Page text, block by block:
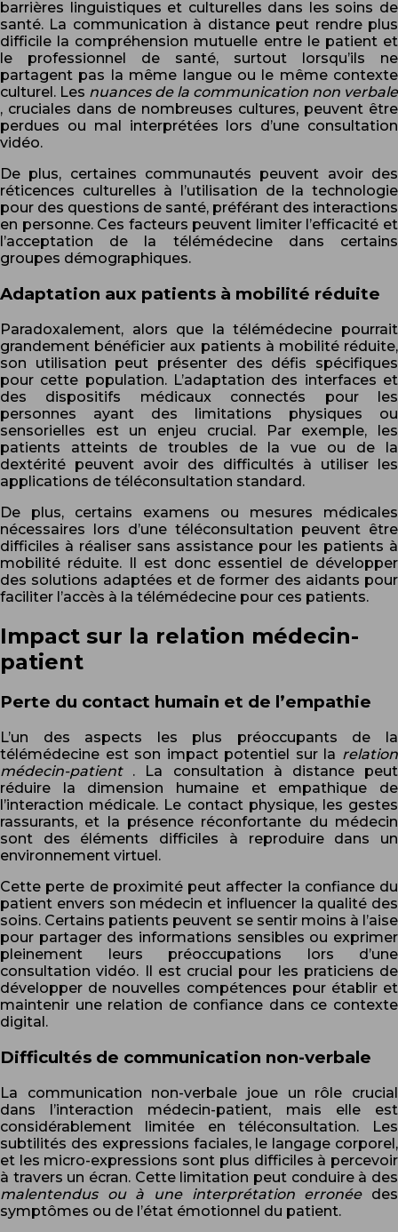
barrières linguistiques et culturelles dans les soins de
santé. La communication à distance peut rendre plus
difficile la compréhension mutuelle entre le patient et
le professionnel de santé, surtout lorsqu’ils ne
partagent pas la même langue ou le même contexte
culturel. Les nuances de la communication non verbale
, cruciales dans de nombreuses cultures, peuvent être
perdues ou mal interprétées lors d’une consultation
vidéo.
De plus, certaines communautés peuvent avoir des
réticences culturelles à l’utilisation de la technologie
pour des questions de santé, préférant des interactions
en personne. Ces facteurs peuvent limiter l’efficacité et
l’acceptation de la télémédecine dans certains
groupes démographiques.
Adaptation aux patients à mobilité réduite
Paradoxalement, alors que la télémédecine pourrait
grandement bénéficier aux patients à mobilité réduite,
son utilisation peut présenter des défis spécifiques
pour cette population. L’adaptation des interfaces et
des dispositifs médicaux connectés pour les
personnes ayant des limitations physiques ou
sensorielles est un enjeu crucial. Par exemple, les
patients atteints de troubles de la vue ou de la
dextérité peuvent avoir des difficultés à utiliser les
applications de téléconsultation standard.
De plus, certains examens ou mesures médicales
nécessaires lors d’une téléconsultation peuvent être
difficiles à réaliser sans assistance pour les patients à
mobilité réduite. Il est donc essentiel de développer
des solutions adaptées et de former des aidants pour
faciliter l’accès à la télémédecine pour ces patients.
Impact sur la relation médecin-
patient
Perte du contact humain et de l’empathie
L’un des aspects les plus préoccupants de la
télémédecine est son impact potentiel sur la relation
médecin-patient . La consultation à distance peut
réduire la dimension humaine et empathique de
l’interaction médicale. Le contact physique, les gestes
rassurants, et la présence réconfortante du médecin
sont des éléments difficiles à reproduire dans un
environnement virtuel.
Cette perte de proximité peut affecter la confiance du
patient envers son médecin et influencer la qualité des
soins. Certains patients peuvent se sentir moins à l’aise
pour partager des informations sensibles ou exprimer
pleinement leurs préoccupations lors d’une
consultation vidéo. Il est crucial pour les praticiens de
développer de nouvelles compétences pour établir et
maintenir une relation de confiance dans ce contexte
digital.
Difficultés de communication non-verbale
La communication non-verbale joue un rôle crucial
dans l’interaction médecin-patient, mais elle est
considérablement limitée en téléconsultation. Les
subtilités des expressions faciales, le langage corporel,
et les micro-expressions sont plus difficiles à percevoir
à travers un écran. Cette limitation peut conduire à des
malentendus ou à une interprétation erronée des
symptômes ou de l’état émotionnel du patient.